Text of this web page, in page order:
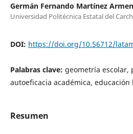
Germán Fernando Martínez
Universidad Politécnica Estatal del
DOI: https://doi.org/10.56712/
Palabras clave: geometría escolar,
autoeficacia académica, educación
Resumen